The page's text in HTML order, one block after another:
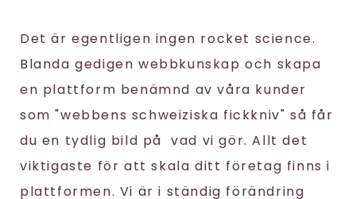
Det är egentligen ingen rocket science.
Blanda gedigen webbkunskap och skapa
en plattform benämnd av våra kunder
som "webbens schweiziska fickkniv" så får
du en tydlig bild på vad vi gör. Allt det
viktigaste för att skala ditt företag finns i
plattformen. Vi är i ständig förändring